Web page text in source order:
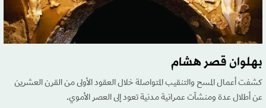
بهلوان قصر هشام
كشفت أعمال المسح والتنقيب المتواصلة خلال العقود الأولى من القرن العشرين
عن أطلال عدة ومنشآت عمرانية مدنية تعود إلى العصر الأموي.